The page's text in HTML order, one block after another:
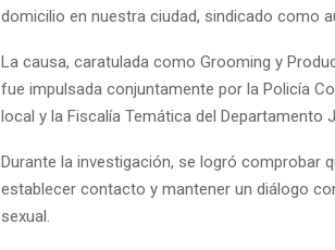
domicilio en nuestra ciudad, sindicado como
La causa, caratulada como Grooming y
fue impulsada conjuntamente por la Policía
local y la Fiscalía Temática del Departamento
Durante la investigación, se logró comprobar
establecer contacto y mantener un diálogo
sexual.